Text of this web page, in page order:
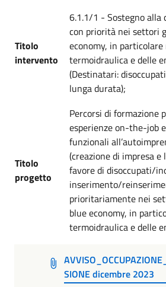
Titolo
intervento
6.1.1/1 - Sostegno alla
con priorità nei settori
economy, in
termoidraulica e delle
(Destinatari:
lunga durata);
Titolo
progetto
Percorsi di formazione
esperienze on-the-job
funzionali
(creazione di impresa
favore di disoccupati/
inserimento/
prioritariamente nei
blue economy, in
termoidraulica e delle
SIONE dicembre 2023